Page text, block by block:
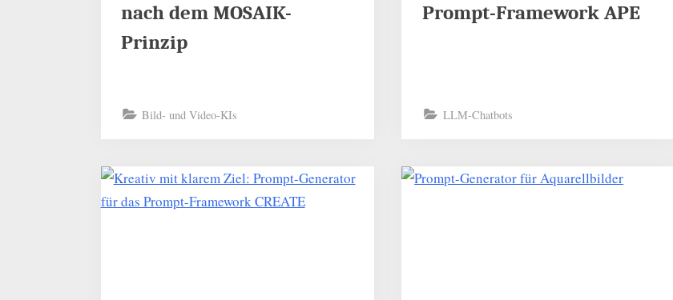
nach dem MOSAIK-
Prinzip
Bild- und Video-KIs
Prompt-Framework APE
LLM-Chatbots